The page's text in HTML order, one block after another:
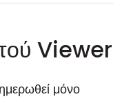
Viewer
μόνο